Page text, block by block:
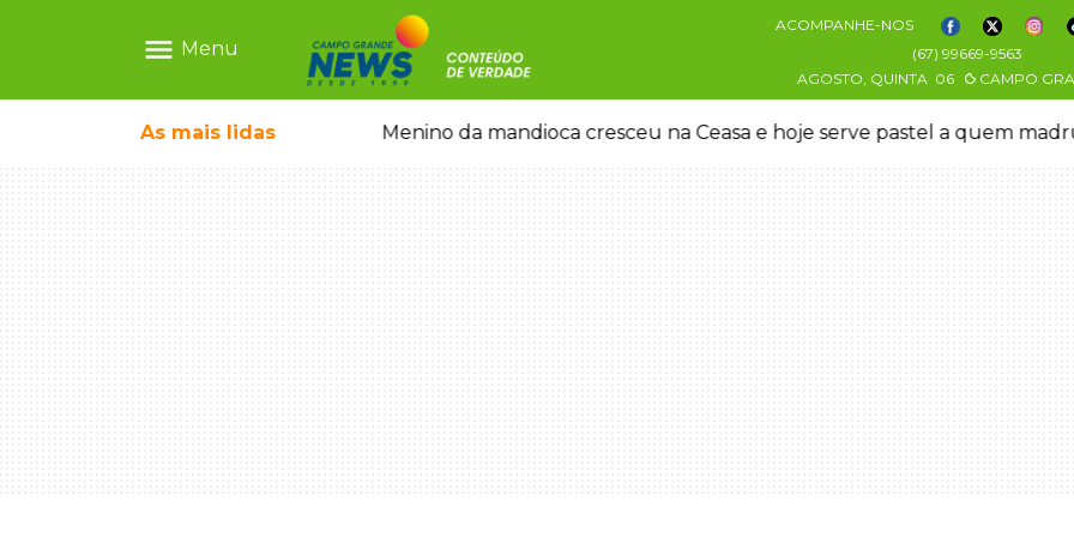
menu Menu
ACOMPANHE-NOS
(67) 99669-9563
AGOSTO, QUINTA 06 CAMPO
As mais lidas
falso e prende pai e filho Menino da mandioca cresceu na Ceasa e hoje serve pastel a quem